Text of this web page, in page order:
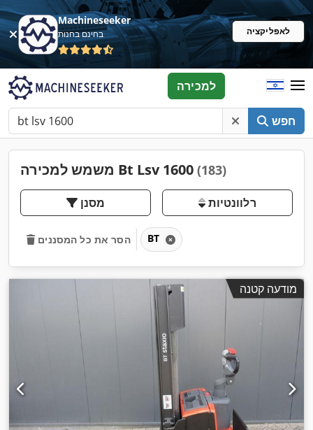
Machineseeker
בחינם בחנות לאפליקציה
חפש
למכירה
משמש למכירה Bt Lsv 1600 (183)
מסנן רלוונטיות
הסר את כל המסננים BT
מודעה קטנה